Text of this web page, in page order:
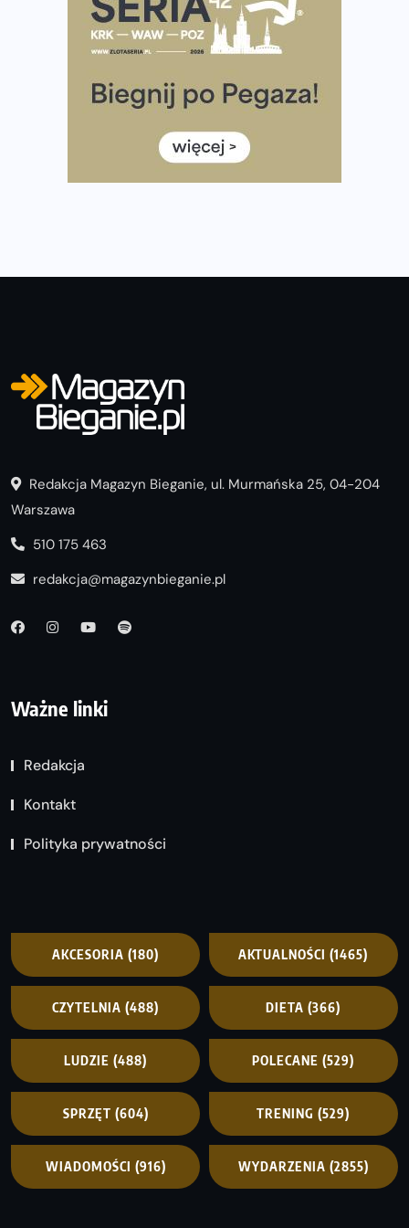
Tętno vs tempo – czym kierować się w bieganiu?
Co ma dużo białka? Produkty, które warto włączyć do
Rozbiegany Olsztyn szykuje się na weekend z
Już w tę sobotę 35. Bieg Powstania Warszawskiego.
Wystartuje rekordowa liczba uczestników
Redakcja Magazyn Bieganie, ul. Murmańska 25, 04-204
Warszawa
510 175 463
redakcja@magazynbieganie.pl
Ważne linki
Redakcja
Kontakt
Polityka prywatności
AKCESORIA (180) AKTUALNOŚCI (1465)
CZYTELNIA (488) DIETA (366)
LUDZIE (488) POLECANE (529)
SPRZĘT (604) TRENING (529)
WIADOMOŚCI (916) WYDARZENIA (2855)